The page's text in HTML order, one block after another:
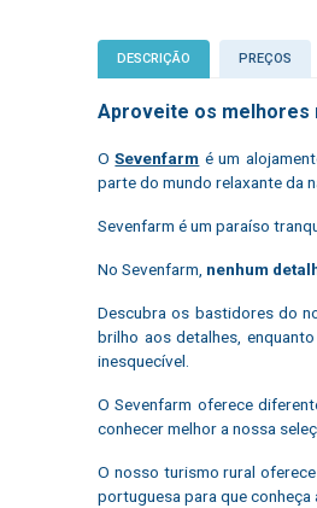
DESCRIÇÃO PREÇOS
Aproveite os melhores
OSevenfarm é um
parte do mundo relaxante da
Sevenfarm é um paraíso
No Sevenfarm, nenhum
Descubra os bastidores do
brilho aos detalhes,
inesquecível.
O Sevenfarm oferece
conhecer melhor a nossa
O nosso turismo rural oferece
portuguesa para que